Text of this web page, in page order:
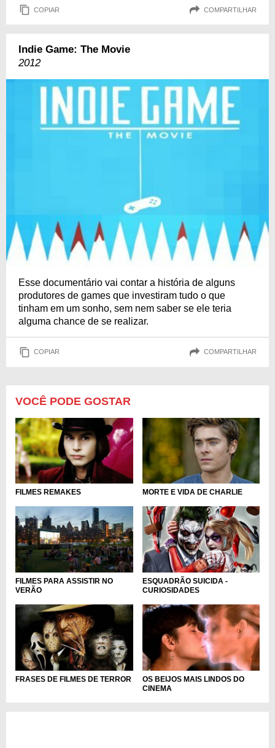
COPIAR COMPARTILHAR
Indie Game: The Movie
2012
Esse documentário vai contar a história de alguns
produtores de games que investiram tudo o que
tinham em um sonho, sem nem saber se ele teria
alguma chance de se realizar.
COPIAR COMPARTILHAR
VOCÊ PODE GOSTAR
FILMES REMAKES MORTE E VIDA DE CHARLIE
FILMES PARA ASSISTIR NO
VERÃO
ESQUADRÃO SUICIDA -
CURIOSIDADES
FRASES DE FILMES DE TERROR
OS BEIJOS MAIS LINDOS DO
CINEMA